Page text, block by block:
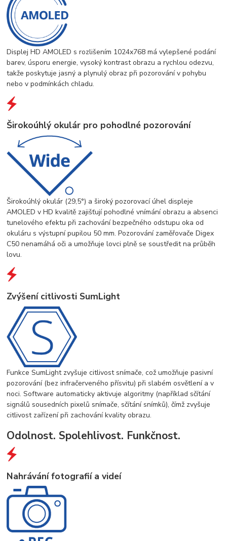
Displej HD AMOLED s rozlišením 1024x768 má vylepšené podání
barev, úsporu energie, vysoký kontrast obrazu a rychlou odezvu,
takže poskytuje jasný a plynulý obraz při pozorování v pohybu
nebo v podmínkách chladu.
Širokoúhlý okulár pro pohodlné pozorování
Širokoúhlý okulár (29,5°) a široký pozorovací úhel displeje
AMOLED v HD kvalitě zajišťují pohodlné vnímání obrazu a absenci
tunelového efektu při zachování bezpečného odstupu oka od
okuláru s výstupní pupilou 50 mm. Pozorování zaměřovače Digex
C50 nenamáhá oči a umožňuje lovci plně se soustředit na průběh
lovu.
Zvýšení citlivosti SumLight
Funkce SumLight zvyšuje citlivost snímače, což umožňuje pasivní
pozorování (bez infračerveného přísvitu) při slabém osvětlení a v
noci. Software automaticky aktivuje algoritmy (například sčítání
signálů sousedních pixelů snímače, sčítání snímků), čímž zvyšuje
citlivost zařízení při zachování kvality obrazu.
Odolnost. Spolehlivost. Funkčnost.
Nahrávání fotografií a videí